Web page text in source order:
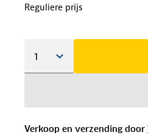
Reguliere prijs
Verkoop en verzending door